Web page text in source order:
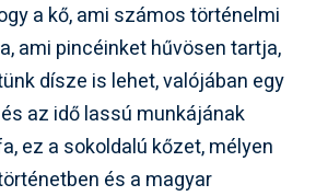
a kő, ami számos történelmi
ami pincéinket hűvösen tartja,
dísze is lehet, valójában egy
az idő lassú munkájának
ez a sokoldalú kőzet, mélyen
és a magyar